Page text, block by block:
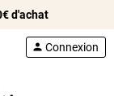
d'achat
person Connexion